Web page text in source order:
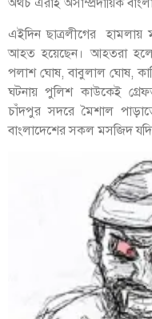
অথচ এরাই অসাম্প্রদায়িক
এইদিন ছাত্রলীগের
আহত হয়েছেন। আহতরা
পলাশ ঘোষ, বাবুলাল ঘোষ,
ঘটনায় পুলিশ কাউকেই
চাঁদপুর সদরে মৈশাল
বাংলাদেশের সকল মসজিদ